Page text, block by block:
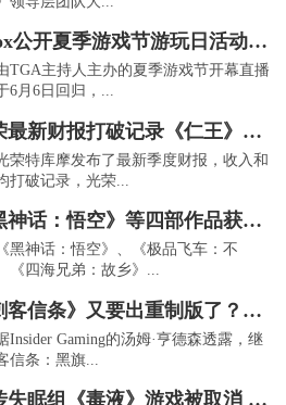
Xbox公开夏季游戏节游玩日活动试玩游戏名单
主持人主办的夏季游戏节开幕直播
6月6日回归，...
光荣最新财报打破记录《仁王》系列销量超千万
特库摩发布了最新季度财报，收入和
打破记录，光荣...
《黑神话：悟空》等四部作品获虚拟机破解更新
神话：悟空》、《极品飞车：不
《四海兄弟：故乡》...
《刺客信条》又要出重制版了？爆新项目已在开发
Gaming的汤姆·亨德森透露，继
信条：黑旗...
网传失眠组《毒液》游戏被取消 业内众说纷纭